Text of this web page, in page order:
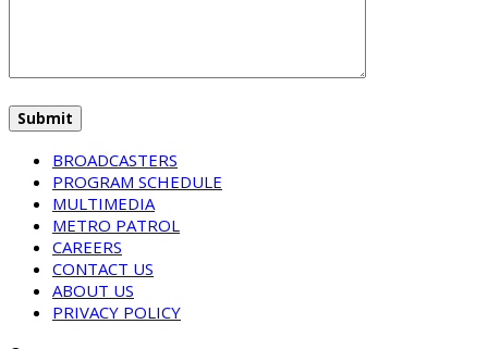
BROADCASTERS
PROGRAM SCHEDULE
MULTIMEDIA
METRO PATROL
CAREERS
CONTACT US
ABOUT US
PRIVACY POLICY